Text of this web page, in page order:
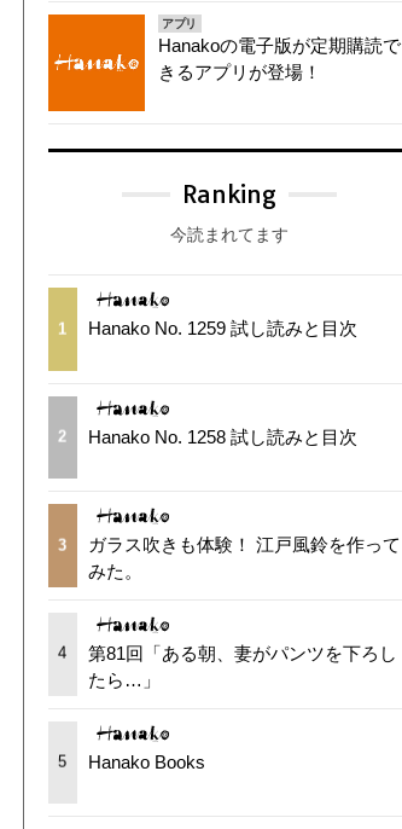
アプリ
Hanakoの電子版が定期購読で
きるアプリが登場！
Ranking
今読まれてます
1 Hanako No. 1259 試し読みと目次
2 Hanako No. 1258 試し読みと目次
3
ガラス吹きも体験！ 江戸風鈴を作って
みた。
4
第81回「ある朝、妻がパンツを下ろし
たら…」
5 Hanako Books